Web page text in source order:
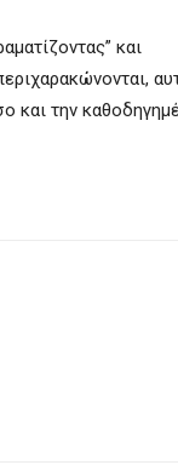
και
την